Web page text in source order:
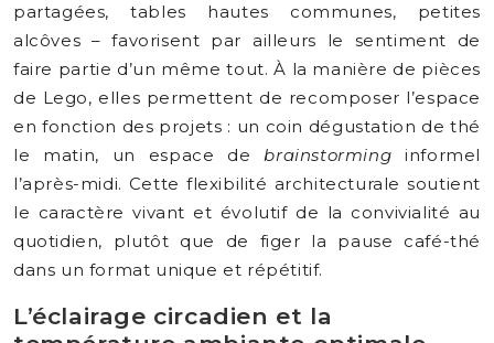
partagées, tables hautes communes, petites
alcôves – favorisent par ailleurs le sentiment de
faire partie d’un même tout. À la manière de pièces
de Lego, elles permettent de recomposer l’espace
en fonction des projets : un coin dégustation de thé
le matin, un espace debrainstorming informel
l’après-midi. Cette flexibilité architecturale soutient
le caractère vivant et évolutif de la convivialité au
quotidien, plutôt que de figer la pause café-thé
dans un format unique et répétitif.
L’éclairage circadien et la